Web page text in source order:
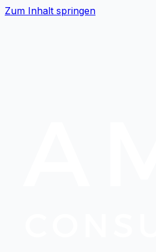
Zum Inhalt springen